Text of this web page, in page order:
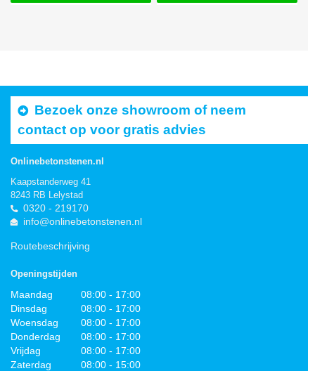
Bezoek onze showroom of neem
contact op voor gratis advies
Onlinebetonstenen.nl
Kaapstanderweg 41
8243 RB Lelystad
0320 - 219170
info@onlinebetonstenen.nl
Routebeschrijving
Openingstijden
Maandag
08:00 - 17:00
Dinsdag
08:00 - 17:00
Woensdag
08:00 - 17:00
Donderdag
08:00 - 17:00
Vrijdag
08:00 - 17:00
Zaterdag
08:00 - 15:00